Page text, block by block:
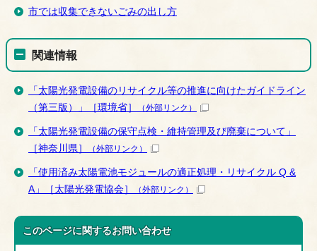
市では収集できないごみの出し方
関連情報
「太陽光発電設備のリサイクル等の推進に向けたガイドライン
（第三版）」［環境省］
（外部リンク）
「太陽光発電設備の保守点検・維持管理及び廃棄について」
［神奈川県］
（外部リンク）
「使用済み太陽電池モジュールの適正処理・リサイクル Q &
A」［太陽光発電協会］
（外部リンク）
このページに関するお問い合わせ